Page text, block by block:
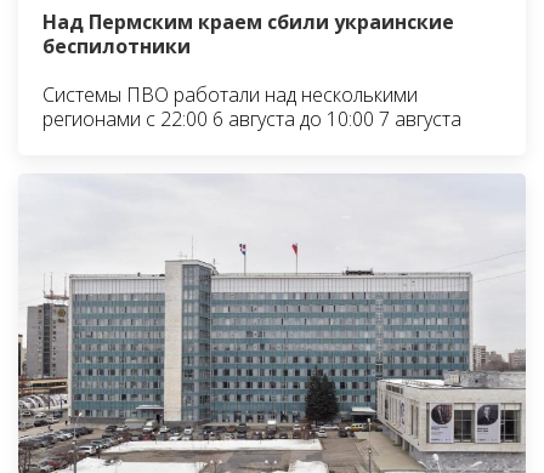
Над Пермским краем сбили украинские
беспилотники
Системы ПВО работали над несколькими
регионами с 22:00 6 августа до 10:00 7 августа